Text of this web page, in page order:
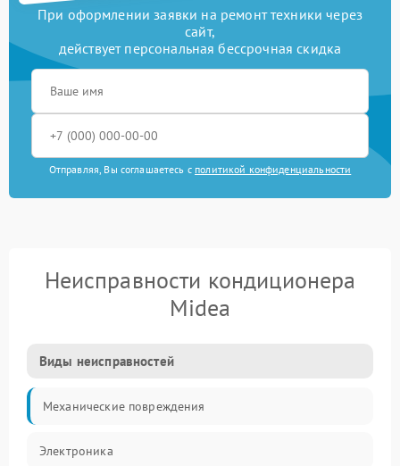
При оформлении заявки на ремонт техники через
сайт,
действует персональная бессрочная скидка
Отправляя, Вы соглашаетесь с политикой конфиденциальности
Неисправности кондиционера
Midea
Виды неисправностей
Механические повреждения
Электроника